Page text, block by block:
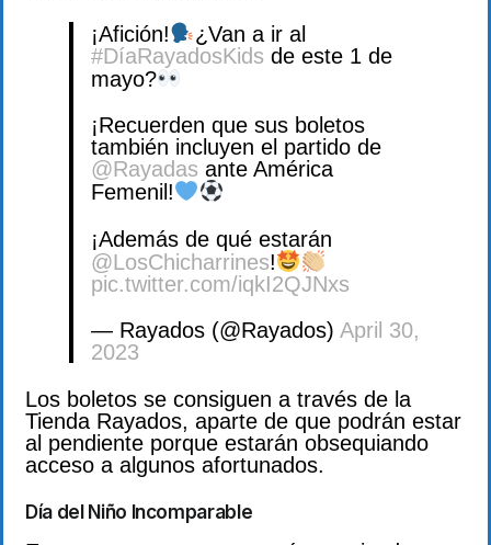
¡Afición!
¿Van a ir al
#DíaRayadosKids de este 1 de
mayo?
¡Recuerden que sus boletos
también incluyen el partido de
@Rayadas ante América
Femenil!
¡Además de qué estarán
@LosChicharrines!
pic.twitter.com/iqkI2QJNxs
— Rayados (@Rayados) April 30,
2023
Los boletos se consiguen a través de la
Tienda Rayados, aparte de que podrán estar
al pendiente porque estarán obsequiando
acceso a algunos afortunados.
Día del Niño Incomparable